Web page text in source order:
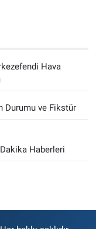
Hava
Durumu ve Fikstür
Haberleri